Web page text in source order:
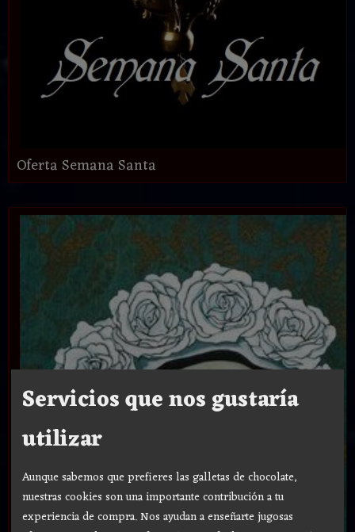
Oferta Semana Santa
Servicios que nos gustaría
utilizar
Aunque sabemos que prefieres las galletas de chocolate,
nuestras cookies son una importante contribución a tu
experiencia de compra. Nos ayudan a enseñarte jugosas